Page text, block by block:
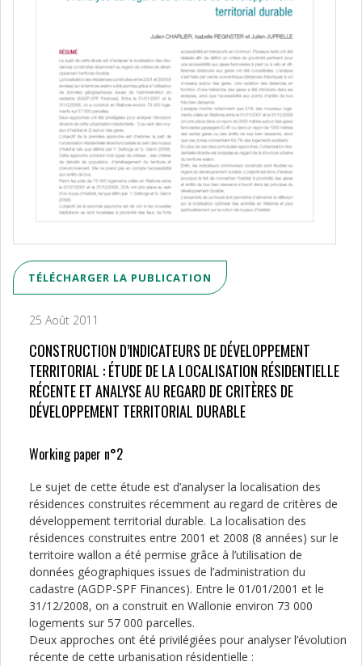
TÉLÉCHARGER LA PUBLICATION
25 Août 2011
CONSTRUCTION D’INDICATEURS DE DÉVELOPPEMENT
TERRITORIAL : ÉTUDE DE LA LOCALISATION RÉSIDENTIELLE
RÉCENTE ET ANALYSE AU REGARD DE CRITÈRES DE
DÉVELOPPEMENT TERRITORIAL DURABLE
Working paper n°2
Le sujet de cette étude est d’analyser la localisation des
résidences construites récemment au regard de critères de
développement territorial durable. La localisation des
résidences construites entre 2001 et 2008 (8 années) sur le
territoire wallon a été permise grâce à l’utilisation de
données géographiques issues de l’administration du
cadastre (AGDP-SPF Finances). Entre le 01/01/2001 et le
31/12/2008, on a construit en Wallonie environ 73 000
logements sur 57 000 parcelles.
Deux approches ont été privilégiées pour analyser l’évolution
récente de cette urbanisation résidentielle :